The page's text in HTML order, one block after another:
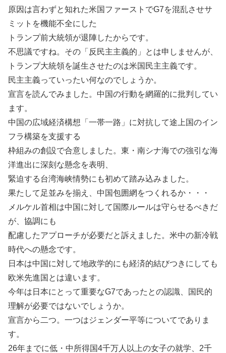
原因は言わずと知れた米国ファーストでG7を混乱させサ
ミットを機能不全にした
トランプ前大統領が退陣したからです。
不思議ですね。その「反民主主義的」とは申しませんが、
トランプ大統領を誕生させたのは米国民主主義です。
民主主義っていったい何なのでしょうか。
宣言を読んでみました。中国の行動を網羅的に批判してい
ます。
中国の広域経済構想「一帯一路」に対抗して途上国のイン
フラ構築を支援する
枠組みの創設で合意しました。東・南シナ海での強引な海
洋進出に深刻な懸念を表明、
緊迫する台湾海峡情勢にも初めて踏み込みました。
果たして足並みを揃え、中国包囲網をつくれるか・・・
メルケル首相は中国に対して国際ルールは守らせるべきだ
が、協調にも
配慮したアプローチが必要だと訴えました。米中の新冷戦
時代への懸念です。
日本は中国に対して地政学的にも経済的結びつきにしても
欧米先進国とは違います。
今年は日本にとって重要なG7であったとの認識、国民的
理解が必要ではないでしょうか。
宣言から二つ。一つはジェンダー平等についてでありま
す。
26年までに低・中所得国4千万人以上の女子の就学、2千